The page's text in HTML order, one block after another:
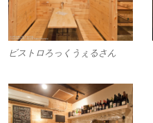
ビストロろっくうぇるさん